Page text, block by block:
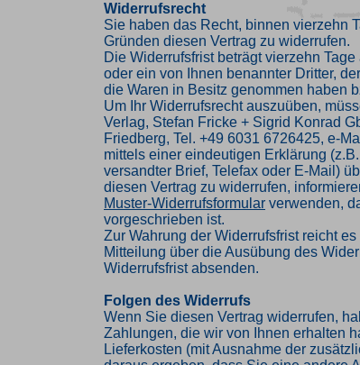
Widerrufsrecht
Sie haben das Recht, binnen vierzehn
Gründen diesen Vertrag zu widerrufen.
Die Widerrufsfrist beträgt vierzehn
oder ein von Ihnen benannter Dritter,
die Waren in Besitz genommen haben
Um Ihr Widerrufsrecht auszuüben,
Verlag, Stefan Fricke + Sigrid Konrad
Friedberg, Tel. +49 6031 6726425, e-
mittels einer eindeutigen Erklärung
versandter Brief, Telefax oder E-Mail)
diesen Vertrag zu widerrufen,
Muster-Widerrufsformular verwenden,
vorgeschrieben ist.
Zur Wahrung der Widerrufsfrist reicht
Mitteilung über die Ausübung des
Widerrufsfrist absenden.
Folgen des Widerrufs
Wenn Sie diesen Vertrag widerrufen,
Zahlungen, die wir von Ihnen erhalten
Lieferkosten (mit Ausnahme der